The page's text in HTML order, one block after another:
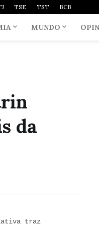
TSE TST BCB
MUNDO
da
traz